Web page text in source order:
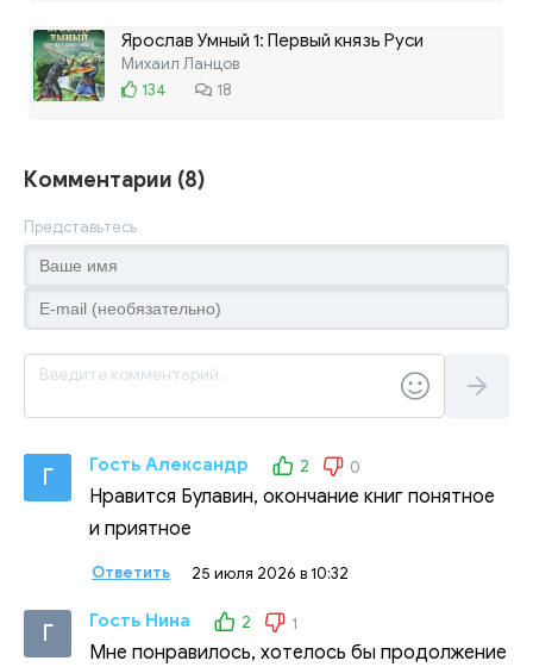
Ярослав Умный 1: Первый князь Руси
Михаил Ланцов
134
18
Комментарии (8)
Представьтесь
Г Гость Александр 2 0
Нравится Булавин, окончание книг понятное
и приятное
Ответить 25 июля 2026 в 10:32
Г Гость Нина 2 1
Мне понравилось, хотелось бы продолжение